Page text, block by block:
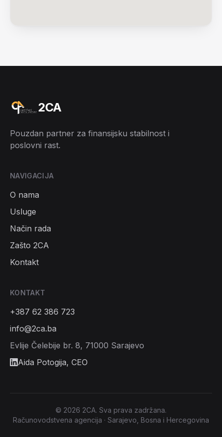
2CA
Pouzdan partner za finansijsku stabilnost i
poslovni rast.
NAVIGACIJA
O nama
Usluge
Način rada
Zašto 2CA
Kontakt
KONTAKT
+387 62 386 723
info@2ca.ba
Evlije Čelebije br. 8, 71000 Sarajevo
Aida Potogija, CEO
© 2026 2CA. Sva prava zadržana.
Računovodstvena agencija · Sarajevo, Bosna i Hercegovina